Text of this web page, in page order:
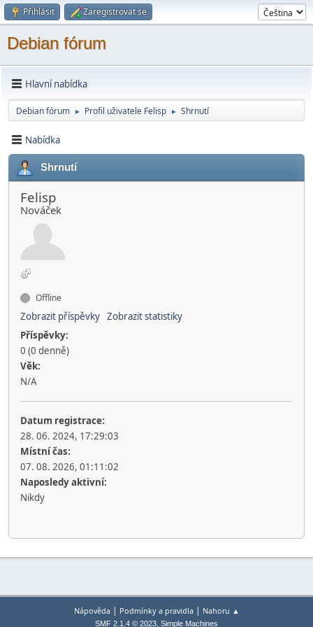
Přihlásit Zaregistrovat se
Debian fórum
Hlavní nabídka
Debian fórum ► Profil uživatele Felisp ► Shrnutí
Nabídka
Shrnutí
Felisp
Nováček
Offline
Zobrazit příspěvky Zobrazit statistiky
Příspěvky:
0 (0 denně)
Věk:
N/A
Datum registrace:
28. 06. 2024, 17:29:03
Místní čas:
07. 08. 2026, 01:11:02
Naposledy aktivní:
Nikdy
Nápověda| Podmínky a pravidla| Nahoru ▲
SMF 2.1.4 © 2023, Simple Machines